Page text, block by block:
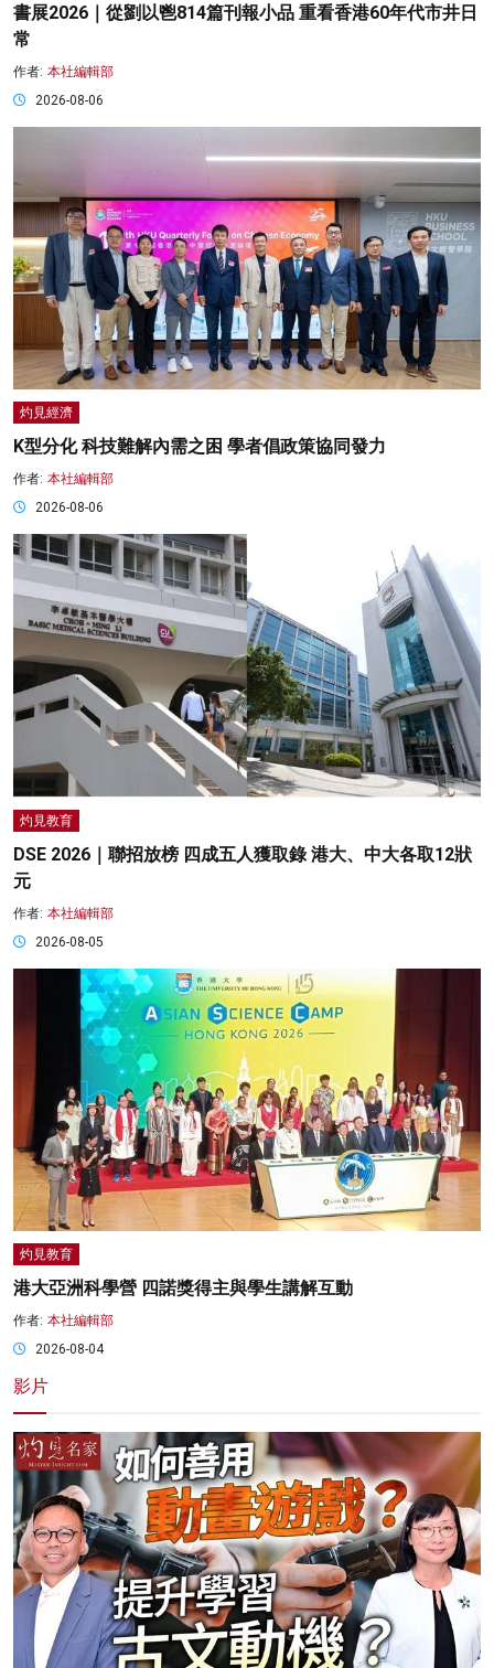
書展2026｜從劉以鬯814篇刊報小品 重看香港60年代市井日
常
作者: 本社編輯部
2026-08-06
灼見經濟
K型分化 科技難解內需之困 學者倡政策協同發力
作者: 本社編輯部
2026-08-06
灼見教育
DSE 2026｜聯招放榜 四成五人獲取錄 港大、中大各取12狀
元
作者: 本社編輯部
2026-08-05
灼見教育
港大亞洲科學營 四諾獎得主與學生講解互動
作者: 本社編輯部
2026-08-04
影片